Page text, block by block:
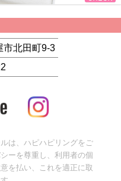
市北田町9-3
は、ハピハピリングをご
ーを尊重し、利用者の個
を払い、これを適正に取